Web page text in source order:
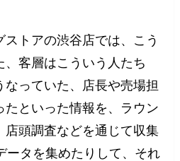
トアの渋谷店では、こう
、客層はこういう人たち
なっていた、店長や売場担
たといった情報を、ラウン
店頭調査などを通じて収集
ータを集めたりして、それ